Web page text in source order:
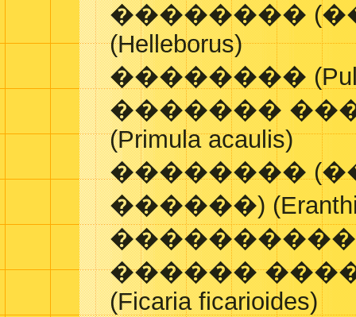
��������
(Helleborus)
��������
�������
(Primula acaulis)
��������
������)
�����������
������
(Ficaria ficarioides)